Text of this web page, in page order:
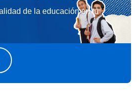
de la educación en tu